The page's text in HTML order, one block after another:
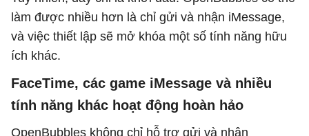
làm được nhiều hơn là chỉ gửi và nhận iMessage,
và việc thiết lập sẽ mở khóa một số tính năng hữu
ích khác.
FaceTime, các game iMessage và nhiều
tính năng khác hoạt động hoàn hảo
OpenBubbles không chỉ hỗ trợ gửi và nhận